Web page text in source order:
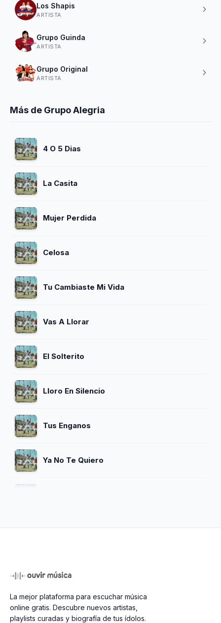
Los Shapis
ARTISTA
Grupo Guinda
ARTISTA
Grupo Original
ARTISTA
Más de Grupo Alegria
4 O 5 Dias
La Casita
Mujer Perdida
Celosa
Tu Cambiaste Mi Vida
Vas A Llorar
El Solterito
Lloro En Silencio
Tus Enganos
Ya No Te Quiero
No Me Dejaras
El Punal De Tu Traicion
La mejor plataforma para escuchar música
online gratis. Descubre nuevos artistas,
playlists curadas y biografía de tus ídolos.